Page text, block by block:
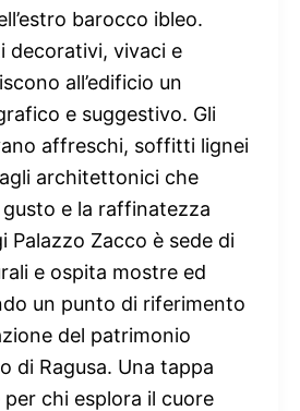
barocco ibleo.
decorativi, vivaci e
all’edificio un
e suggestivo. Gli
affreschi, soffitti lignei
architettonici che
e la raffinatezza
Palazzo Zacco è sede di
e ospita mostre ed
un punto di riferimento
del patrimonio
di Ragusa. Una tappa
chi esplora il cuore